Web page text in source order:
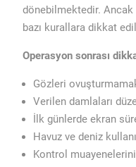
dönebilmektedir.
bazı kurallara dikkat
Operasyon sonrası
Gözleri
Verilen damlaları
İlk günlerde ekran
Havuz ve deniz
Kontrol